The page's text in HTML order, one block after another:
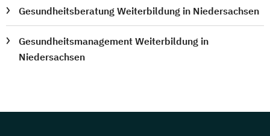
Gesundheitsberatung Weiterbildung in Niedersachsen
Gesundheitsmanagement Weiterbildung in
Niedersachsen